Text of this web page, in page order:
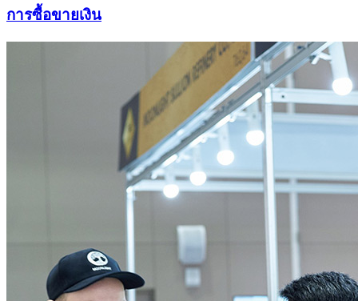
การซื้อขายเงิน